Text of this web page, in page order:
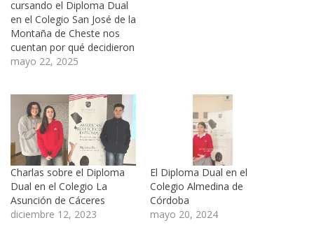
cursando el Diploma Dual
en el Colegio San José de la
Montaña de Cheste nos
cuentan por qué decidieron
empezar con el programa.
convalidación internacional
de títulos de Bachillerato
creado y desarrollado por
Academica, que permite a
los…
mayo 22, 2025
Charlas sobre el Diploma
Dual en el Colegio La
Asunción de Cáceres
diciembre 12, 2023
El Diploma Dual en el
Colegio Almedina de
Córdoba
mayo 20, 2024